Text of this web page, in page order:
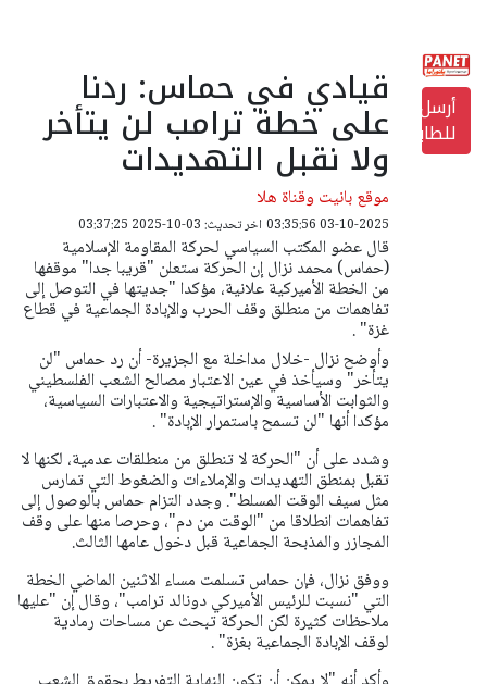
أرسل
للطابعة
قيادي في حماس: ردنا
على خطة ترامب لن يتأخر
ولا نقبل التهديدات
موقع بانيت وقناة هلا
03-10-2025 03:35:56 اخر تحديث: 03-10-2025 03:37:25
قال عضو المكتب السياسي لحركة المقاومة الإسلامية
(حماس) محمد نزال إن الحركة ستعلن "قريبا جدا" موقفها
من الخطة الأميركية علانية، مؤكدا "جديتها في التوصل إلى
تفاهمات من منطلق وقف الحرب والإبادة الجماعية في قطاع
غزة" .
وأوضح نزال -خلال مداخلة مع الجزيرة- أن رد حماس "لن
يتأخر" وسيأخذ في عين الاعتبار مصالح الشعب الفلسطيني
والثوابت الأساسية والإستراتيجية والاعتبارات السياسية،
مؤكدا أنها "لن تسمح باستمرار الإبادة" .
وشدد على أن "الحركة لا تنطلق من منطلقات عدمية، لكنها لا
تقبل بمنطق التهديدات والإملاءات والضغوط التي تمارس
مثل سيف الوقت المسلط". وجدد التزام حماس بالوصول إلى
تفاهمات انطلاقا من "الوقت من دم"، وحرصا منها على وقف
المجازر والمذبحة الجماعية قبل دخول عامها الثالث.
ووفق نزال، فإن حماس تسلمت مساء الاثنين الماضي الخطة
التي "نسبت للرئيس الأميركي دونالد ترامب"، وقال إن "عليها
ملاحظات كثيرة لكن الحركة تبحث عن مساحات رمادية
لوقف الإبادة الجماعية بغزة" .